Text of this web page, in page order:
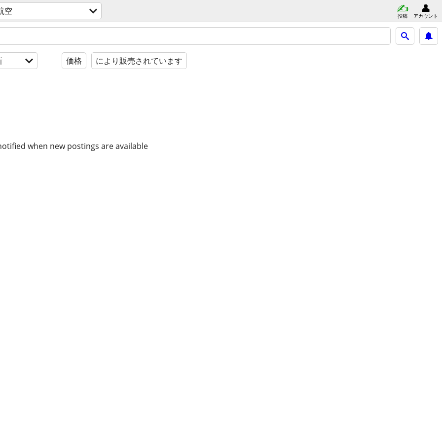
空 投稿 アカウント
価格 により販売されています
when new postings are available